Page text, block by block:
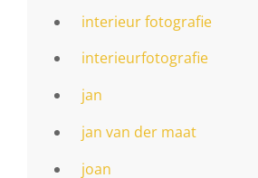
interieur fotografie
interieurfotografie
jan
jan van der maat
joan